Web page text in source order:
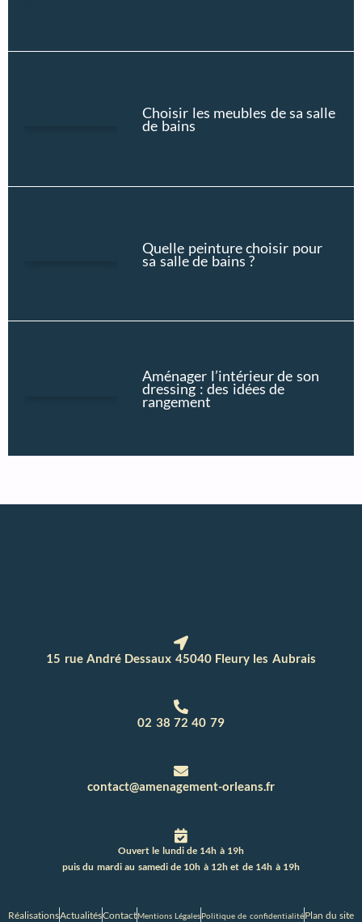
Choisir les meubles de sa salle
de bains
Quelle peinture choisir pour
sa salle de bains ?
Aménager l’intérieur de son
dressing : des idées de
rangement
15 rue André Dessaux 45040 Fleury les Aubrais
02 38 72 40 79
contact@amenagement-orleans.fr
Ouvert le lundi de 14h à 19h
puis du mardi au samedi de 10h à 12h et de 14h à 19h
RéalisationsActualitésContactMentions LégalesPolitique de confidentialitéPlan du site